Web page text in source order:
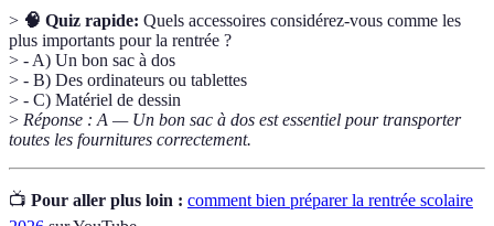
> 🧠 Quiz rapide: Quels accessoires considérez-vous comme les
plus importants pour la rentrée ?
> - A) Un bon sac à dos
> - B) Des ordinateurs ou tablettes
> - C) Matériel de dessin
> Réponse : A — Un bon sac à dos est essentiel pour transporter
toutes les fournitures correctement.
📺 Pour aller plus loin : comment bien préparer la rentrée scolaire